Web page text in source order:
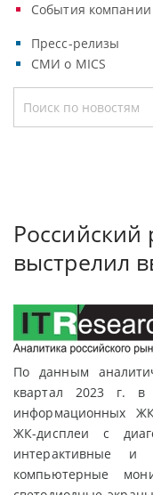
События компании
Пресс-релизы
СМИ о MICS
Российский
выстрелил
По данным
квартал 2023 г.
информационных
ЖК-дисплеи с
интерактивные и
компьютерные